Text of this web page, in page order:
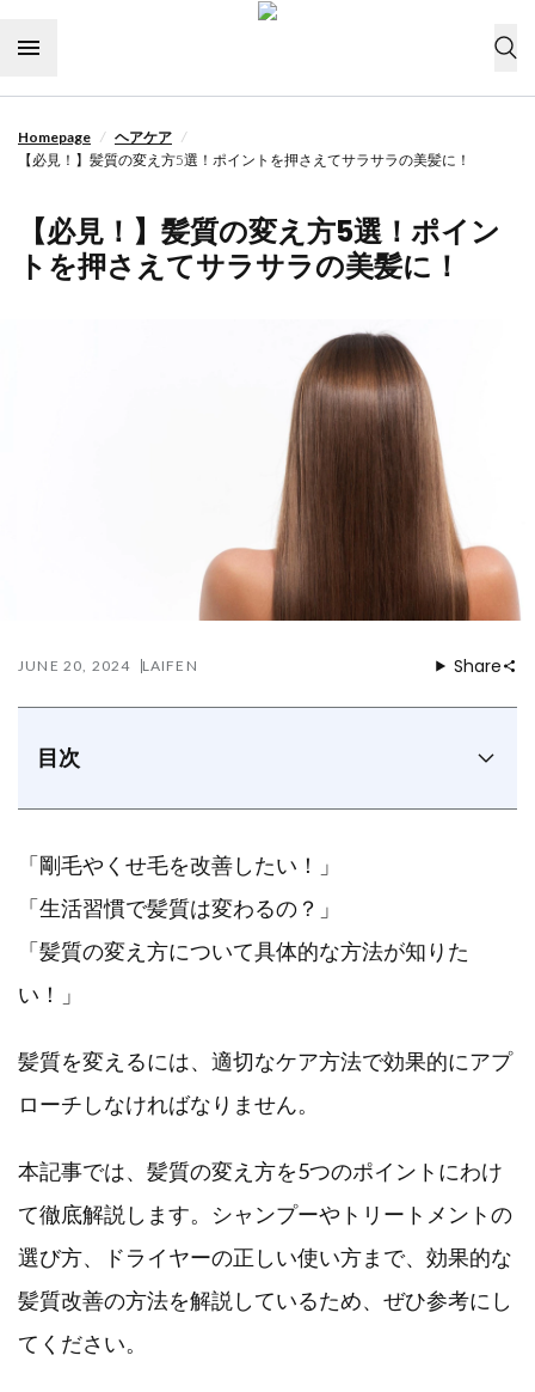
ヘアケア
Homepage / ヘアケア /
【必見！】髪質の変え方5選！ポイントを押さえてサラサラの美髪に！
【必見！】髪質の変え方5選！ポイン
トを押さえてサラサラの美髪に！
JUNE 20, 2024 LAIFEN Share
目次
髪のダメージを抑える正しいドライヤーの方法
LaifenのSWIFTヘアドライヤーはダメージの少ない美
髪を実現できる！
まとめ
「剛毛やくせ毛を改善したい！」
「生活習慣で髪質は変わるの？」
「髪質の変え方について具体的な方法が知りた
い！」
髪質を変えるには、適切なケア方法で効果的にアプ
ローチしなければなりません。
本記事では、髪質の変え方を5つのポイントにわけ
て徹底解説します。シャンプーやトリートメントの
選び方、ドライヤーの正しい使い方まで、効果的な
髪質改善の方法を解説しているため、ぜひ参考にし
てください。